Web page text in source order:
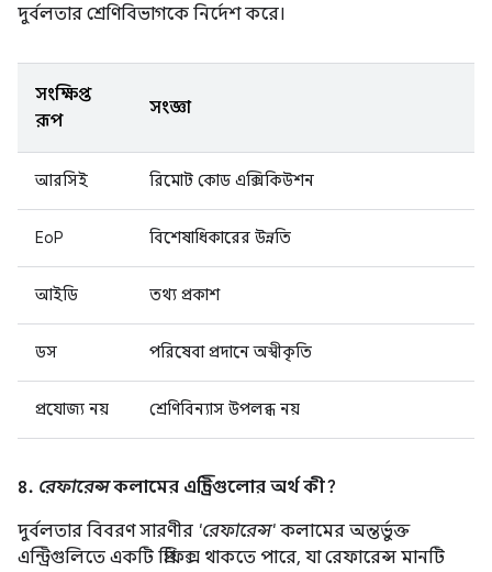
দুর্বলতার শ্রেণিবিভাগকে নির্দেশ করে।
সংক্ষিপ্ত
রূপ
সংজ্ঞা
আরসিই রিমোট কোড এক্সিকিউশন
EoP বিশেষাধিকারের উন্নতি
আইডি তথ্য প্রকাশ
ডস পরিষেবা প্রদানে অস্বীকৃতি
প্রযোজ্য নয় শ্রেণিবিন্যাস উপলব্ধ নয়
৪. রেফারেন্সকলামের এন্ট্রিগুলোর অর্থ কী?
দুর্বলতার বিবরণ সারণীর 'রেফারেন্স' কলামের অন্তর্ভুক্ত
এন্ট্রিগুলিতে একটি প্রিফিক্স থাকতে পারে, যা রেফারেন্স মানটি